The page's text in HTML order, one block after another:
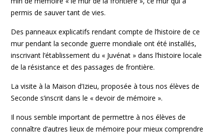
permis de sauver tant de vies.
Des panneaux explicatifs rendant compte de l’histoire de ce
mur pendant la seconde guerre mondiale ont été installés,
inscrivant l’établissement du « Juvénat » dans l’histoire locale
de la résistance et des passages de frontière.
La visite à la Maison d’Izieu, proposée à tous nos élèves de
Seconde s’inscrit dans le « devoir de mémoire ».
Il nous semble important de permettre à nos élèves de
connaître d’autres lieux de mémoire pour mieux comprendre